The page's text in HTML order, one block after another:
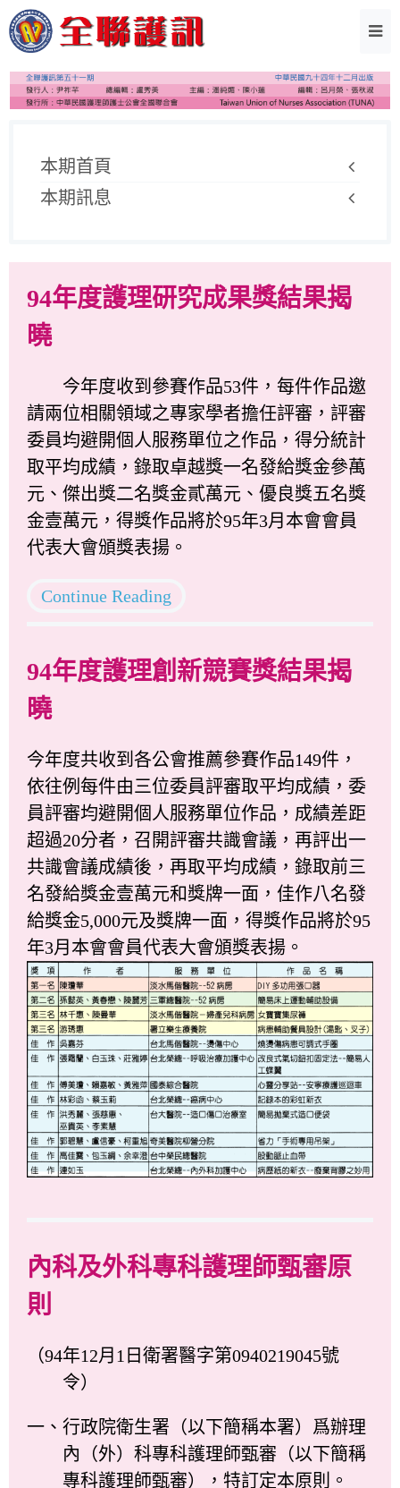
本期首頁
本期訊息
94年度護理研究成果獎結果揭
曉
今年度收到參賽作品53件，每件作品邀
請兩位相關領域之專家學者擔任評審，評審
委員均避開個人服務單位之作品，得分統計
取平均成績，錄取卓越獎一名發給獎金參萬
元、傑出獎二名獎金貳萬元、優良獎五名獎
金壹萬元，得獎作品將於95年3月本會會員
代表大會頒獎表揚。
Continue Reading
94年度護理創新競賽獎結果揭
曉
今年度共收到各公會推薦參賽作品149件，
依往例每件由三位委員評審取平均成績，委
員評審均避開個人服務單位作品，成績差距
超過20分者，召開評審共識會議，再評出一
共識會議成績後，再取平均成績，錄取前三
名發給獎金壹萬元和獎牌一面，佳作八名發
給獎金5,000元及獎牌一面，得獎作品將於95
年3月本會會員代表大會頒獎表揚。
內科及外科專科護理師甄審原
則
（94年12月1日衛署醫字第0940219045號
令）
一、行政院衛生署（以下簡稱本署）爲辦理
內（外）科專科護理師甄審（以下簡稱
專科護理師甄審），特訂定本原則。